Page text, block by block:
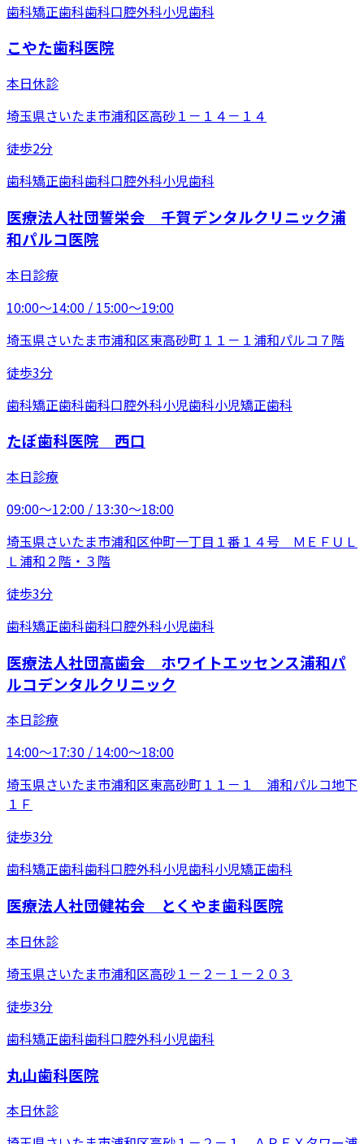
歯科矯正歯科歯科口腔外科小児歯科
こやた歯科医院
本日休診
埼玉県さいたま市浦和区高砂１－１４－１４
徒歩2分
歯科矯正歯科歯科口腔外科小児歯科
医療法人社団誓栄会 千賀デンタルクリニック浦
和パルコ医院
本日診療
10:00〜14:00 / 15:00〜19:00
埼玉県さいたま市浦和区東高砂町１１－１浦和パルコ７階
徒歩3分
歯科矯正歯科歯科口腔外科小児歯科小児矯正歯科
たぼ歯科医院 西口
本日診療
09:00〜12:00 / 13:30〜18:00
埼玉県さいたま市浦和区仲町一丁目１番１４号 ＭＥＦＵＬ
Ｌ浦和２階・３階
徒歩3分
歯科矯正歯科歯科口腔外科小児歯科
医療法人社団高歯会 ホワイトエッセンス浦和パ
ルコデンタルクリニック
本日診療
14:00〜17:30 / 14:00〜18:00
埼玉県さいたま市浦和区東高砂町１１－１ 浦和パルコ地下
１Ｆ
徒歩3分
歯科矯正歯科歯科口腔外科小児歯科小児矯正歯科
医療法人社団健祐会 とくやま歯科医院
本日休診
埼玉県さいたま市浦和区高砂１－２－１－２０３
徒歩3分
歯科矯正歯科歯科口腔外科小児歯科
丸山歯科医院
本日休診